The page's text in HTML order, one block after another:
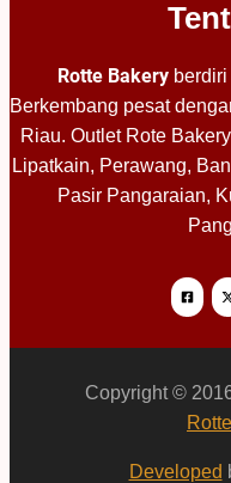
Rotte Bakeryberdiri
Berkembang pesat
Riau. Outlet Rote
Lipatkain, Perawang,
Pasir Pangaraian,
Copyright ©
Developed